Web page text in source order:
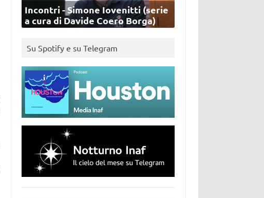
Incontri - Simone Iovenitti (serie
a cura di Davide Coero Borga)
Su Spotify e su Telegram